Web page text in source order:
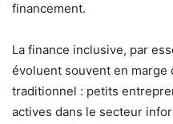
financement.
La finance inclusive, par
évoluent souvent en marge
traditionnel : petits
actives dans le secteur